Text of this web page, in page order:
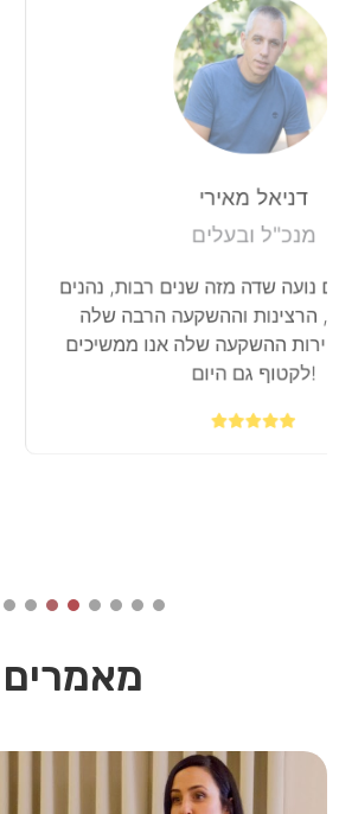
אנו בהיכרות עם נועה שדה מזה
מהמקצועיות, הרצינות
בתהליך, את פירות ההשקעה
מאמרים